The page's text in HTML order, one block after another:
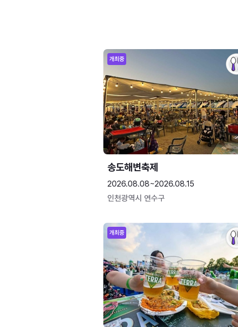
개최중
송도해변축제
2026.08.08~2026.08.15
인천광역시 연수구
개최중